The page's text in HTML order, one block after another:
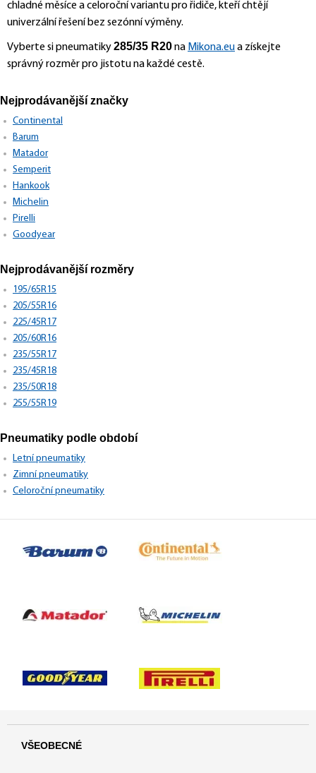
chladné měsíce a celoroční variantu pro řidiče, kteří chtějí
univerzální řešení bez sezónní výměny.
Vyberte si pneumatiky285/35 R20na Mikona.eua získejte
správný rozměr pro jistotu na každé cestě.
Nejprodávanější značky
Continental
Barum
Matador
Semperit
Hankook
Michelin
Pirelli
Goodyear
Nejprodávanější rozměry
195/65R15
205/55R16
225/45R17
205/60R16
235/55R17
235/45R18
235/50R18
255/55R19
Pneumatiky podle období
Letní pneumatiky
Zimní pneumatiky
Celoroční pneumatiky
VŠEOBECNÉ